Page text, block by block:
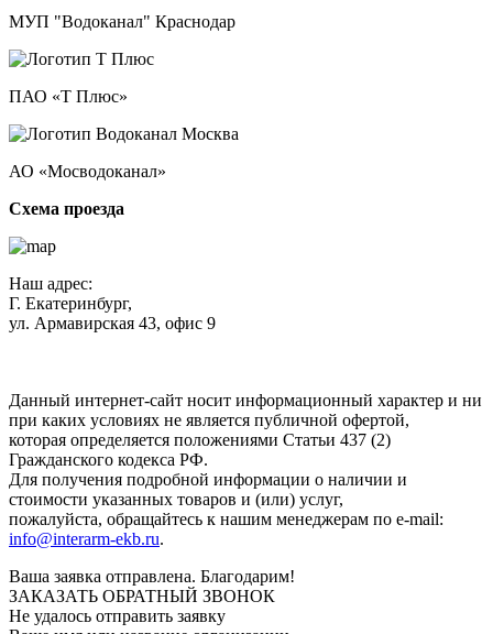
МУП "Водоканал" Краснодар
ПАО «Т Плюс»
АО «Мосводоканал»
Схема проезда
Наш адрес:
Г. Екатеринбург,
ул. Армавирская 43, офис 9
Данный интернет-сайт носит информационный характер и ни
при каких условиях не является публичной офертой,
которая определяется положениями Статьи 437 (2)
Гражданского кодекса РФ.
Для получения подробной информации о наличии и
стоимости указанных товаров и (или) услуг,
пожалуйста, обращайтесь к нашим менеджерам по e-mail:
info@interarm-ekb.ru.
Ваша заявка отправлена. Благодарим!
ЗАКАЗАТЬ ОБРАТНЫЙ ЗВОНОК
Не удалось отправить заявку